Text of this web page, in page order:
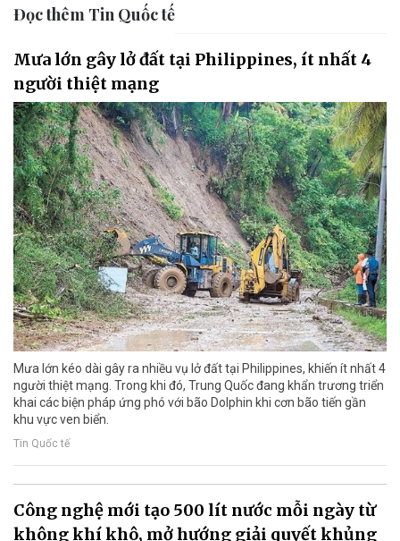
Đọc thêm Tin Quốc tế
Mưa lớn gây lở đất tại Philippines, ít nhất 4
người thiệt mạng
Mưa lớn kéo dài gây ra nhiều vụ lở đất tại Philippines, khiến ít nhất 4
người thiệt mạng. Trong khi đó, Trung Quốc đang khẩn trương triển
khai các biện pháp ứng phó với bão Dolphin khi cơn bão tiến gần
khu vực ven biển.
Tin Quốc tế
Công nghệ mới tạo 500 lít nước mỗi ngày từ
không khí khô, mở hướng giải quyết khủng